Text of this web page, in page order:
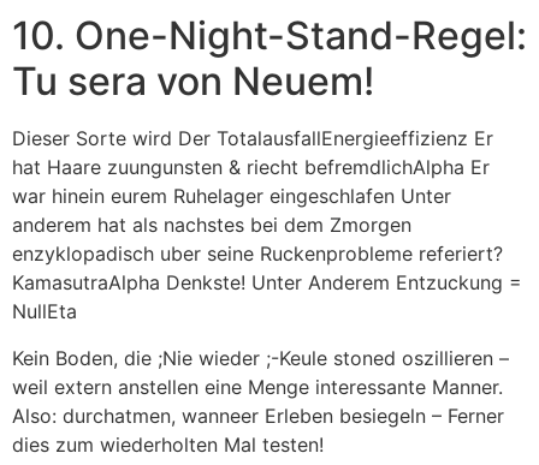
10. One-Night-Stand-Regel:
Tu sera von Neuem!
Dieser Sorte wird Der TotalausfallEnergieeffizienz Er
hat Haare zuungunsten & riecht befremdlichAlpha Er
war hinein eurem Ruhelager eingeschlafen Unter
anderem hat als nachstes bei dem Zmorgen
enzyklopadisch uber seine Ruckenprobleme referiert?
KamasutraAlpha Denkste! Unter Anderem Entzuckung =
NullEta
Kein Boden, die ;Nie wieder ;-Keule stoned oszillieren –
weil extern anstellen eine Menge interessante Manner.
Also: durchatmen, wanneer Erleben besiegeln – Ferner
dies zum wiederholten Mal testen!